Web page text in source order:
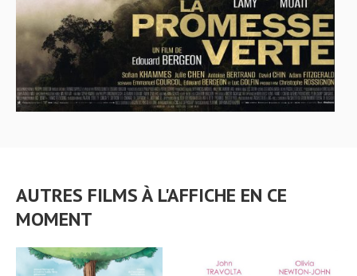
AUTRES FILMS À L'AFFICHE EN CE
MOMENT